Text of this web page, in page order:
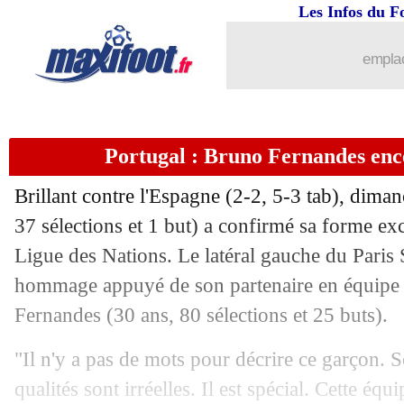
Les Infos du
Portugal : Bruno Fernandes
Brillant contre l'Espagne (2-2, 5-3 tab),
37 sélections et 1 but) a confirmé sa forme
Ligue des Nations. Le latéral gauche du Paris
hommage appuyé de son partenaire en
Fernandes (30 ans, 80 sélections et 25 buts).
"Il n'y a pas de mots pour décrire ce garçon.
qualités sont irréelles. Il est spécial. Cette
: Lenglet signe à l'Atletico
09/06 OM: Mbemba n'est pas rancunier
Arsenal: Zubimendi, réelle menace
09/06 Man City: Carson libéré (officiel)
09/06 West Ham: 5 départs officialisés,
09/06 Lyon: accord avec Man City pour
09/06 Parme: c'est fini pour Chivu (officiel)